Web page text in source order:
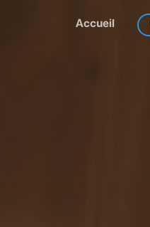
Accueil